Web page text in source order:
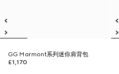
GG Marmont系列迷你肩背包
£1,170